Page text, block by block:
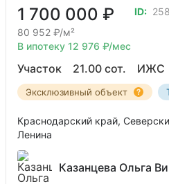
ID:
1 700 000 ₽
80 952 ₽/м²
В ипотеку 12 976 ₽/мес
Участок 21.00 сот. ИЖС
Эксклюзивный объект
Краснодарский край,
Ленина
Казанцева Ольга